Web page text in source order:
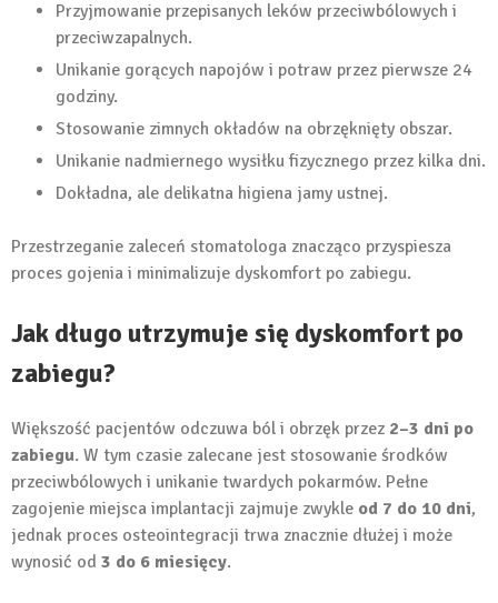
Przyjmowanie przepisanych leków przeciwbólowych i
przeciwzapalnych.
Unikanie gorących napojów i potraw przez pierwsze 24
godziny.
Stosowanie zimnych okładów na obrzęknięty obszar.
Unikanie nadmiernego wysiłku fizycznego przez kilka dni.
Dokładna, ale delikatna higiena jamy ustnej.
Przestrzeganie zaleceń stomatologa znacząco przyspiesza
proces gojenia i minimalizuje dyskomfort po zabiegu.
Jak długo utrzymuje się dyskomfort po
zabiegu?
Większość pacjentów odczuwa ból i obrzęk przez 2–3 dni po
zabiegu. W tym czasie zalecane jest stosowanie środków
przeciwbólowych i unikanie twardych pokarmów. Pełne
zagojenie miejsca implantacji zajmuje zwykle od 7 do 10 dni,
jednak proces osteointegracji trwa znacznie dłużej i może
wynosić od 3 do 6 miesięcy.